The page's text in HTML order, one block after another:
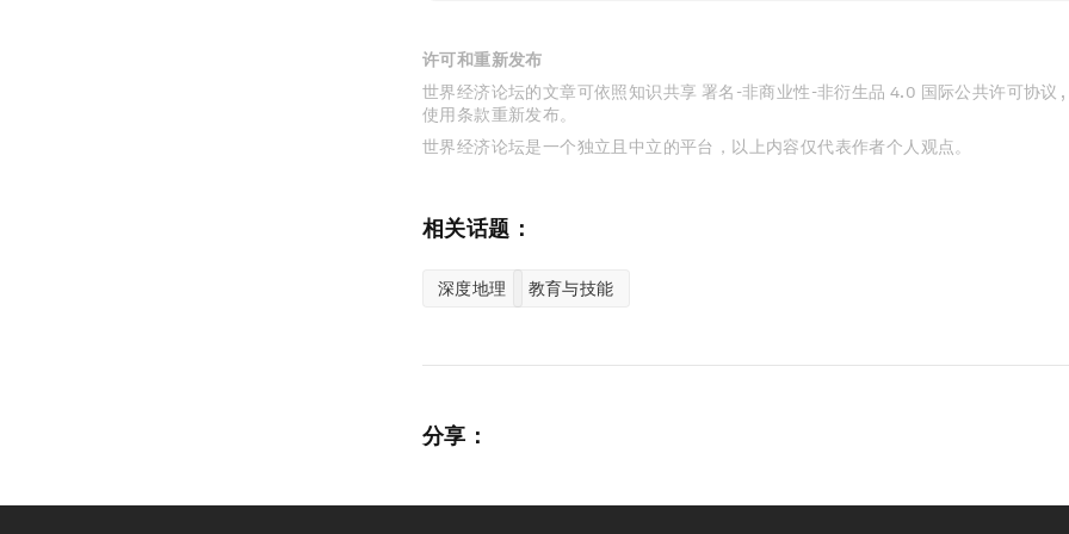
许可和重新发布
世界经济论坛的文章可依照知识共享 署名-非商业性-非衍生品 4.0 国际公共许可协议 ,
使用条款重新发布。
世界经济论坛是一个独立且中立的平台，以上内容仅代表作者个人观点。
相关话题：
深度地理 教育与技能
分享：